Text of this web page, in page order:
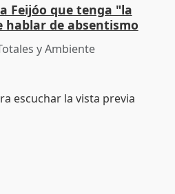
Feijóo que tenga "la
hablar de absentismo
y Ambiente